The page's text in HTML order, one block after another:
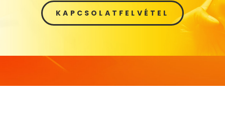
KAPCSOLATFELVÉTEL